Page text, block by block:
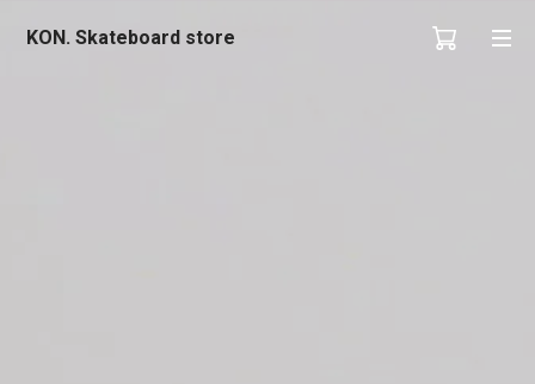
KON. Skateboard store